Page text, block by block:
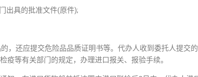
出具的批准文件(原件);
，还应提交危险品品质证明书等。代办人收到委托人提交
疫等有关部门的规定，办理进口报关、报验手续。